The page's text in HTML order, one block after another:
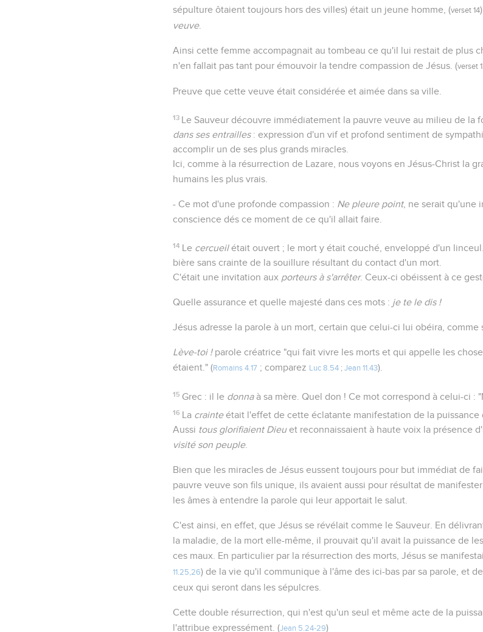
sépulture ôtaient toujours hors des villes) était un jeune homme, (verset 14)
veuve.
Ainsi cette femme accompagnait au tombeau ce qu'il lui restait de plus
n'en fallait pas tant pour émouvoir la tendre compassion de Jésus. (verset
Preuve que cette veuve était considérée et aimée dans sa ville.
13 Le Sauveur découvre immédiatement la pauvre veuve au milieu de la
dans ses entrailles: expression d'un vif et profond sentiment de
accomplir un de ses plus grands miracles.
Ici, comme à la résurrection de Lazare, nous voyons en Jésus-Christ la
humains les plus vrais.
- Ce mot d'une profonde compassion : Ne pleure point, ne serait qu'une
conscience dés ce moment de ce qu'il allait faire.
14 Le cercueilétait ouvert ; le mort y était couché, enveloppé d'un
bière sans crainte de la souillure résultant du contact d'un mort.
C'était une invitation aux porteurs à s'arrêter. Ceux-ci obéissent à ce
Quelle assurance et quelle majesté dans ces mots : je te le dis !
Jésus adresse la parole à un mort, certain que celui-ci lui obéira, comme
Lève-toi !parole créatrice "qui fait vivre les morts et qui appelle les
étaient." (Romains 4.17 ; comparez Luc 8.54 ; Jean 11.43).
15 Grec : il le donnaà sa mère. Quel don ! Ce mot correspond à celui-ci :
16 La crainteétait l'effet de cette éclatante manifestation de la puissance
Aussi tous glorifiaient Dieuet reconnaissaient à haute voix la présence
visité son peuple.
Bien que les miracles de Jésus eussent toujours pour but immédiat de
pauvre veuve son fils unique, ils avaient aussi pour résultat de
les âmes à entendre la parole qui leur apportait le salut.
C'est ainsi, en effet, que Jésus se révélait comme le Sauveur. En
la maladie, de la mort elle-même, il prouvait qu'il avait la puissance de
ces maux. En particulier par la résurrection des morts, Jésus se
11.25,26) de la vie qu'il communique à l'âme des ici-bas par sa parole, et
ceux qui seront dans les sépulcres.
Cette double résurrection, qui n'est qu'un seul et même acte de la
l'attribue expressément. (Jean 5.24-29)